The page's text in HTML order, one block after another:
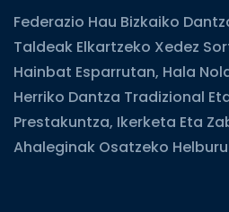
Federazio Hau Bizkaiko
Taldeak Elkartzeko Xedez
Hainbat Esparrutan, Hala
Herriko Dantza Tradizional
Prestakuntza, Ikerketa Eta
Ahaleginak Osatzeko